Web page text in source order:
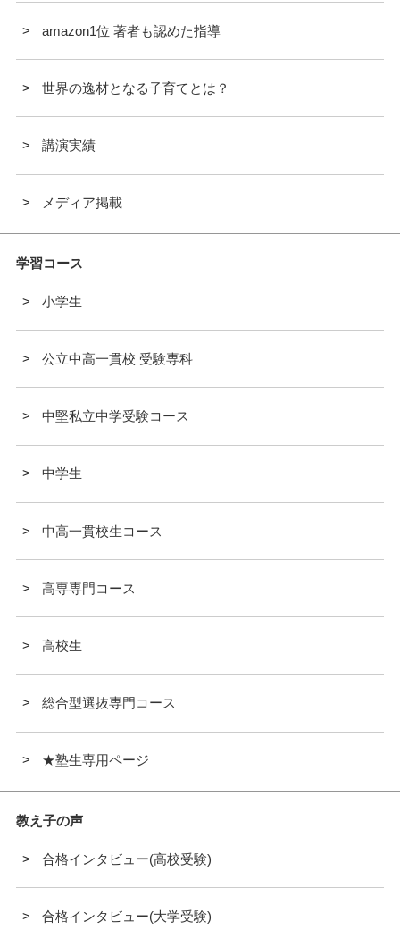
amazon1位 著者も認めた指導
世界の逸材となる子育てとは？
講演実績
メディア掲載
学習コース
小学生
公立中高一貫校 受験専科
中堅私立中学受験コース
中学生
中高一貫校生コース
高専専門コース
高校生
総合型選抜専門コース
★塾生専用ページ
教え子の声
合格インタビュー(高校受験)
合格インタビュー(大学受験)